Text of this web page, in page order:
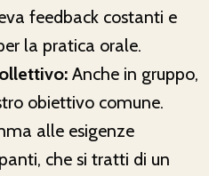
feedback costanti e
la pratica orale.
Anche in gruppo,
obiettivo comune.
alle esigenze
che si tratti di un